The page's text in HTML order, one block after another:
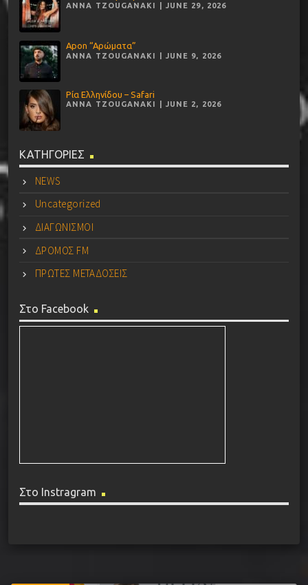
ANNA TZOUGANAKI | JUNE 29, 2026
Apon “Αρώματα”
ANNA TZOUGANAKI | JUNE 9, 2026
Ρία Ελληνίδου – Safari
ANNA TZOUGANAKI | JUNE 2, 2026
ΚΑΤΗΓΟΡΙΕΣ
NEWS
Uncategorized
ΔΙΑΓΩΝΙΣΜΟΙ
ΔΡΟΜΟΣ FM
ΠΡΩΤΕΣ ΜΕΤΑΔΟΣΕΙΣ
Στο Facebook
Στο Instragram